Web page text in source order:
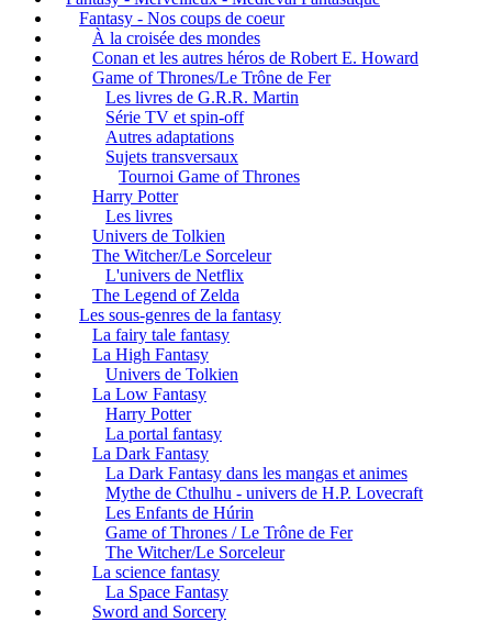
Fantasy - Nos coups de coeur
À la croisée des mondes
Conan et les autres héros de Robert E. Howard
Game of Thrones/Le Trône de Fer
Les livres de G.R.R. Martin
Série TV et spin-off
Autres adaptations
Sujets transversaux
Tournoi Game of Thrones
Harry Potter
Les livres
Univers de Tolkien
The Witcher/Le Sorceleur
L'univers de Netflix
The Legend of Zelda
Les sous-genres de la fantasy
La fairy tale fantasy
La High Fantasy
Univers de Tolkien
La Low Fantasy
Harry Potter
La portal fantasy
La Dark Fantasy
La Dark Fantasy dans les mangas et animes
Mythe de Cthulhu - univers de H.P. Lovecraft
Les Enfants de Húrin
Game of Thrones / Le Trône de Fer
The Witcher/Le Sorceleur
La science fantasy
La Space Fantasy
Sword and Sorcery